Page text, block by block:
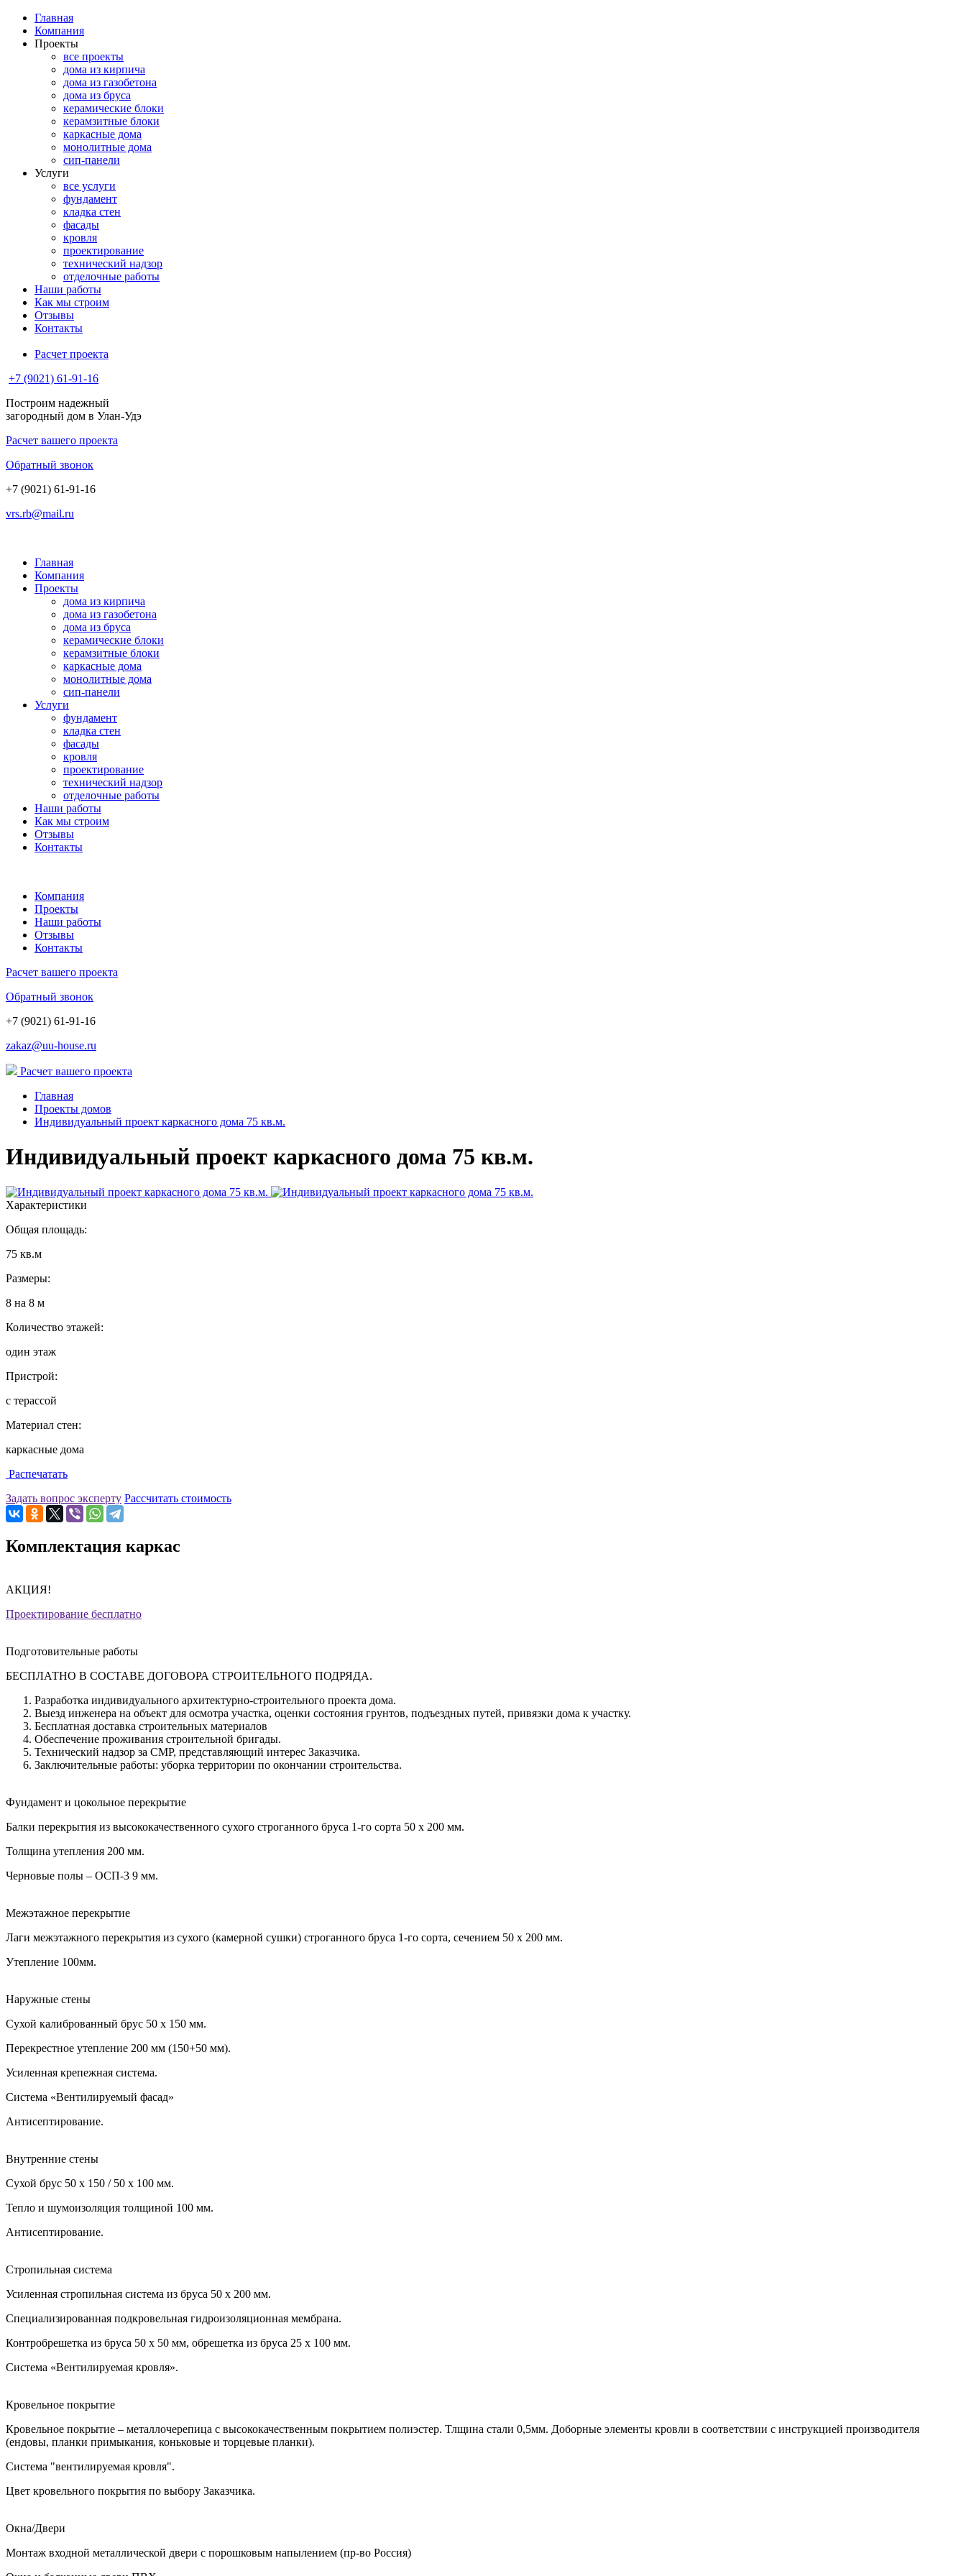
Главная
Компания
Проекты
все проекты
дома из кирпича
дома из газобетона
дома из бруса
керамические блоки
керамзитные блоки
каркасные дома
монолитные дома
сип-панели
Услуги
все услуги
фундамент
кладка стен
фасады
кровля
проектирование
технический надзор
отделочные работы
Наши работы
Как мы строим
Отзывы
Контакты
Расчет проекта
+7 (9021) 61-91-16
Построим надежный
загородный дом в Улан-Удэ
Расчет вашего проекта
Обратный звонок
+7 (9021) 61-91-16
vrs.rb@mail.ru
Главная
Компания
Проекты
дома из кирпича
дома из газобетона
дома из бруса
керамические блоки
керамзитные блоки
каркасные дома
монолитные дома
сип-панели
Услуги
фундамент
кладка стен
фасады
кровля
проектирование
технический надзор
отделочные работы
Наши работы
Как мы строим
Отзывы
Контакты
Компания
Проекты
Наши работы
Отзывы
Контакты
Расчет вашего проекта
Обратный звонок
+7 (9021) 61-91-16
zakaz@uu-house.ru
Расчет вашего проекта
Главная
Проекты домов
Индивидуальный проект каркасного дома 75 кв.м.
Индивидуальный проект каркасного дома 75 кв.м.
Характеристики
Общая площадь:
75 кв.м
Размеры:
8 на 8 м
Количество этажей:
один этаж
Пристрой:
с терассой
Материал стен:
каркасные дома
Распечатать
Задать вопрос эксперту Рассчитать стоимость
Комплектация каркас
АКЦИЯ!
Проектирование бесплатно
Подготовительные работы
БЕСПЛАТНО В СОСТАВЕ ДОГОВОРА СТРОИТЕЛЬНОГО ПОДРЯДА.
Разработка индивидуального архитектурно-строительного проекта дома.
Выезд инженера на объект для осмотра участка, оценки состояния грунтов, подъездных путей, привязки дома к участку.
Бесплатная доставка строительных материалов
Обеспечение проживания строительной бригады.
Технический надзор за СМР, представляющий интерес Заказчика.
Заключительные работы: уборка территории по окончании строительства.
Фундамент и цокольное перекрытие
Балки перекрытия из высококачественного сухого строганного бруса 1-го сорта 50 х 200 мм.
Толщина утепления 200 мм.
Черновые полы – ОСП-3 9 мм.
Межэтажное перекрытие
Лаги межэтажного перекрытия из сухого (камерной сушки) строганного бруса 1-го сорта, сечением 50 х 200 мм.
Утепление 100мм.
Наружные стены
Сухой калиброванный брус 50 х 150 мм.
Перекрестное утепление 200 мм (150+50 мм).
Усиленная крепежная система.
Система «Вентилируемый фасад»
Антисептирование.
Внутренние стены
Сухой брус 50 х 150 / 50 х 100 мм.
Тепло и шумоизоляция толщиной 100 мм.
Антисептирование.
Стропильная система
Усиленная стропильная система из бруса 50 х 200 мм.
Специализированная подкровельная гидроизоляционная мембрана.
Контробрешетка из бруса 50 х 50 мм, обрешетка из бруса 25 х 100 мм.
Система «Вентилируемая кровля».
Кровельное покрытие
Кровельное покрытие – металлочерепица с высококачественным покрытием полиэстер. Тлщина стали 0,5мм. Доборные элементы кровли в соответствии с инструкцией производителя
(ендовы, планки примыкания, коньковые и торцевые планки).
Система "вентилируемая кровля".
Цвет кровельного покрытия по выбору Заказчика.
Окна/Двери
Монтаж входной металлической двери с порошковым напылением (пр-во Россия)